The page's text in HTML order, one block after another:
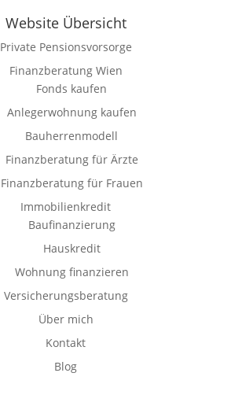
Website Übersicht
Private Pensionsvorsorge
Finanzberatung Wien
Fonds kaufen
Anlegerwohnung kaufen
Bauherrenmodell
Finanzberatung für Ärzte
Finanzberatung für Frauen
Immobilienkredit
Baufinanzierung
Hauskredit
Wohnung finanzieren
Versicherungsberatung
Über mich
Kontakt
Blog